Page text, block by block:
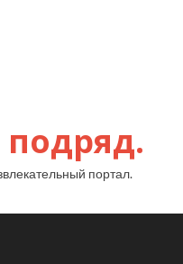
портал.